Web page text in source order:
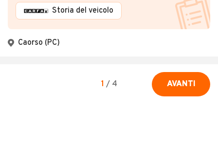
Storia del veicolo
Caorso (PC)
1 / 4 AVANTI